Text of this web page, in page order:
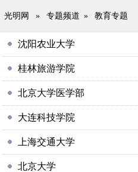
光明网 » 专题频道 » 教育专题
沈阳农业大学
桂林旅游学院
北京大学医学部
大连科技学院
上海交通大学
北京大学